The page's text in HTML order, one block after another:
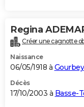
Regina
Créer une cagnotte
Naissance
06/05/1918 à
Décès
17/10/2003 à Basse-